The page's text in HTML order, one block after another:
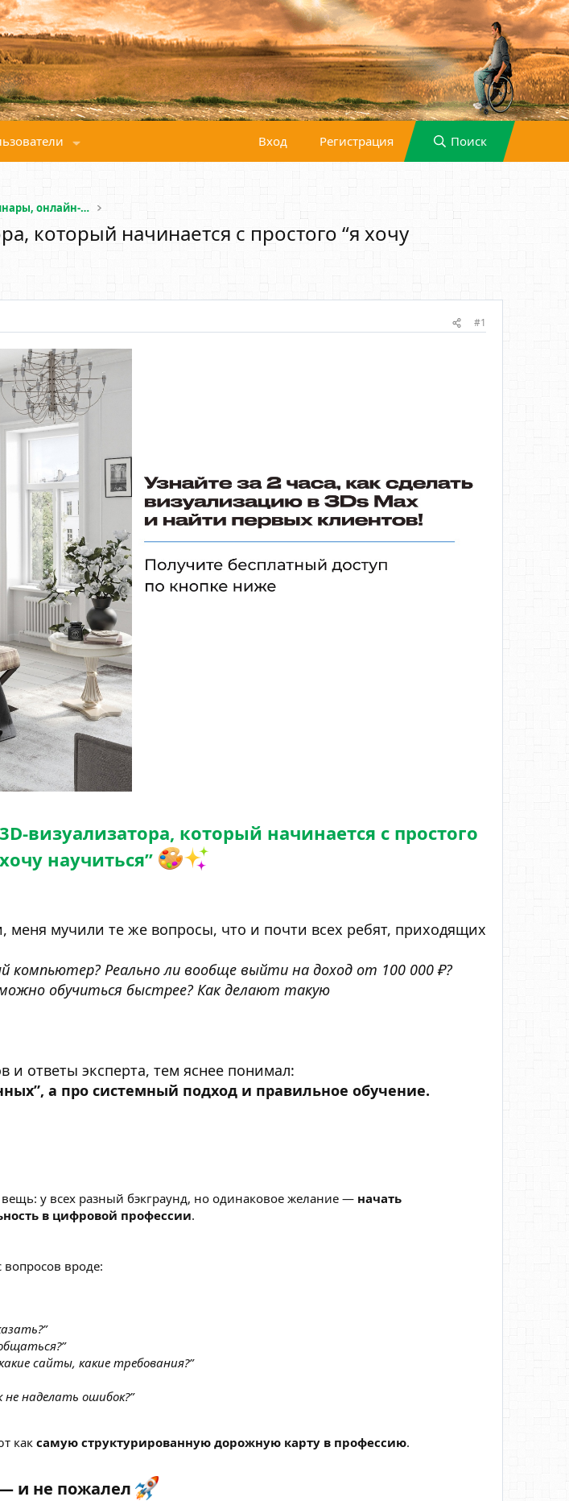
Вход Регистрация Поиск
Образование (курсы, вебинары, онлайн-школы)
который начинается с простого “я хочу
#1
визуализатора, который начинается с простого
научиться”
меня мучили те же вопросы, что и почти всех ребят, приходящих
компьютер? Реально ли вообще выйти на доход от 100 000 ₽?
обучиться быстрее? Как делают такую
ответы эксперта, тем яснее понимал:
а про системный подход и правильное обучение.
у всех разный бэкграунд, но одинаковое желание — начать
в цифровой профессии.
вроде:
сайты, какие требования?”
наделать ошибок?”
как самую структурированную дорожную карту в профессию.
и не пожалел